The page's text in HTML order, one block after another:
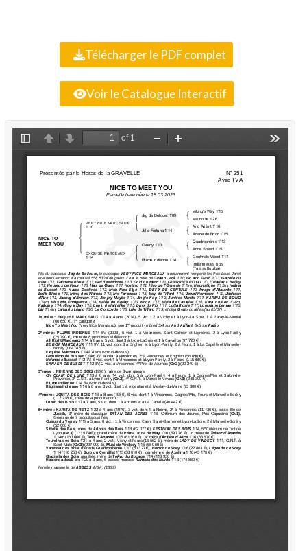
Télécharger le PDF complet
Voir le Catalogue Interactif